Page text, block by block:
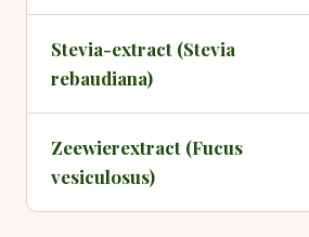
Stevia-extract (Stevia
rebaudiana)
Zeewierextract (Fucus
vesiculosus)